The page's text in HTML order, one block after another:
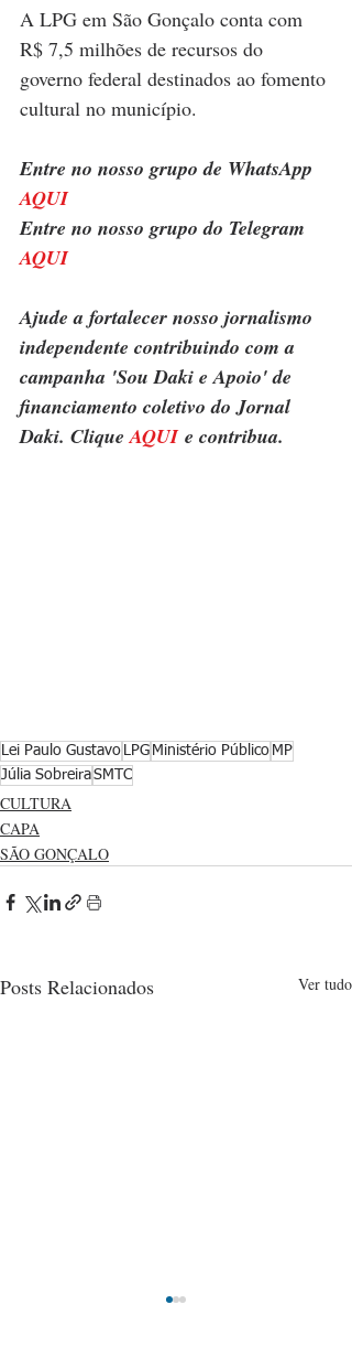
A LPG em São Gonçalo conta com
R$ 7,5 milhões de recursos do
governo federal destinados ao fomento
cultural no município.
Entre no nosso grupo de WhatsApp
AQUI
Entre no nosso grupo do Telegram
AQUI
Ajude a fortalecer nosso jornalismo
independente contribuindo com a
campanha 'Sou Daki e Apoio' de
financiamento coletivo do Jornal
Daki. Clique AQUI e contribua.
Lei Paulo Gustavo LPG Ministério Público MP
Júlia SobreiraSMTC
CULTURA
CAPA
SÃO GONÇALO
Posts Relacionados Ver tudo